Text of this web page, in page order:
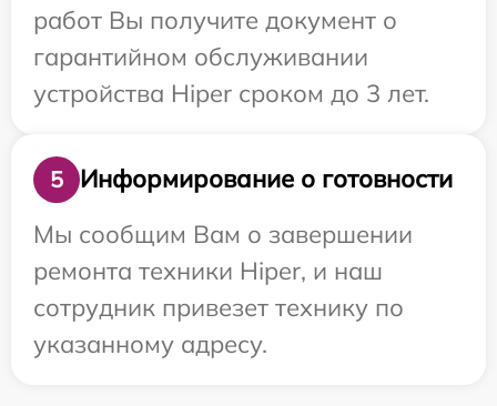
работ Вы получите документ о
гарантийном обслуживании
устройства Hiper сроком до 3 лет.
5
Информирование о готовности
Мы сообщим Вам о завершении
ремонта техники Hiper, и наш
сотрудник привезет технику по
указанному адресу.